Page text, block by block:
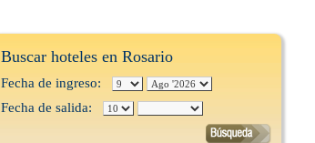
Buscar hoteles en Rosario
Fecha de ingreso:
Fecha de salida: